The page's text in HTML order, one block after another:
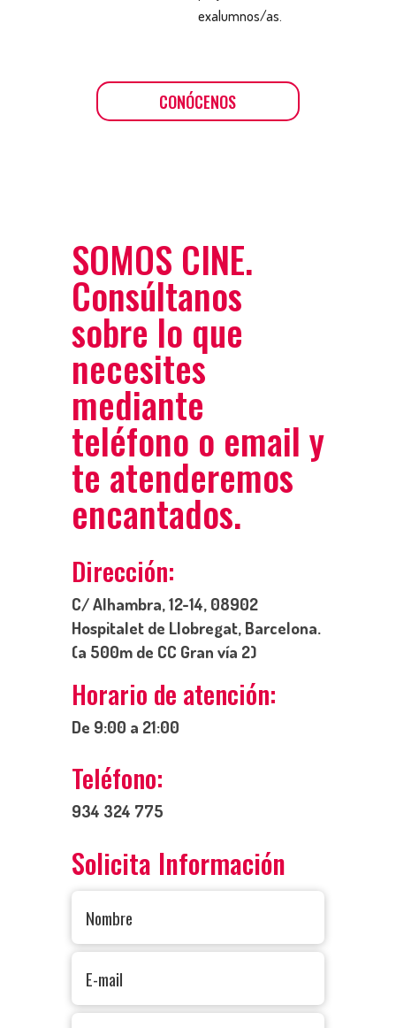
exalumnos/as.
CONÓCENOS
SOMOS CINE.
Consúltanos
sobre lo que
necesites
mediante
teléfono o email y
te atenderemos
encantados.
Dirección:
C/ Alhambra, 12-14, 08902
Hospitalet de Llobregat, Barcelona.
(a 500m de CC Gran vía 2)
Horario de atención:
De 9:00 a 21:00
Teléfono:
934 324 775
Solicita Información